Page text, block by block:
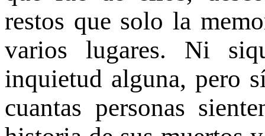
restos que solo la
varios lugares. Ni
inquietud alguna, pero
cuantas personas